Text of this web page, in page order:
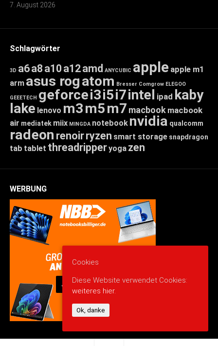
7. August 2026
Schlagwörter
3D a6a8 a10 a12amd ANYCUBIC apple apple m1
arm asus rogatom Bresser Comgrow ELEGOO
GEEETECH geforcei3i5i7intel ipad kaby
lake lenovo m3m5m7 macbook macbook
air mediatek miix MINGDA notebook nvidia qualcomm
radeon renoirryzen smart storage snapdragon
tab tablet threadripperyoga zen
WERBUNG
Cookies
Diese Website verwendet Cookies:
weiteres hier.
Ok, danke